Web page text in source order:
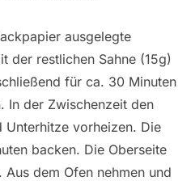
ausgelegte
der restlichen Sahne (15g)
für ca. 30 Minuten
In der Zwischenzeit den
Unterhitze vorheizen. Die
backen. Die Oberseite
dem Ofen nehmen und